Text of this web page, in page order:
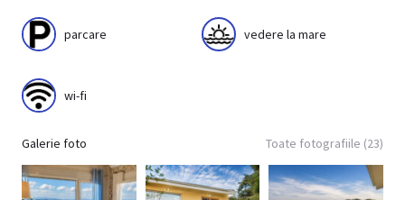
parcare vedere la mare
wi-fi
Galerie foto Toate fotografiile (23)